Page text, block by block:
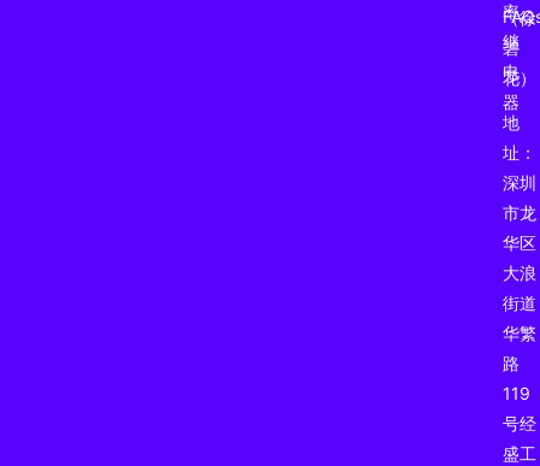
率
继
电
器
（徐
碧
花）
地
址：
深圳
市龙
华区
大浪
街道
华繁
路
119
号经
盛工